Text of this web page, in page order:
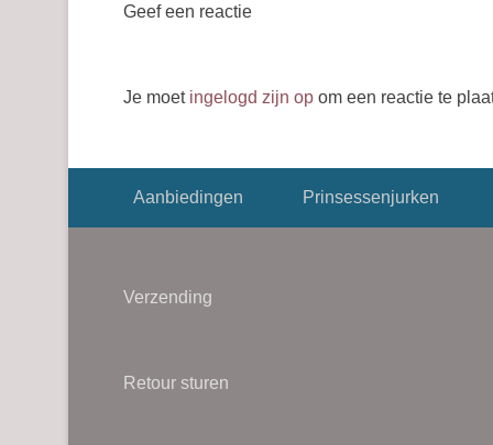
Geef een reactie
Je moet ingelogd zijn op om een reactie te
Aanbiedingen Prinsessenjurken
Verzending
Retour sturen